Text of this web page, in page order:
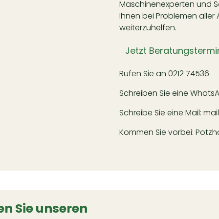
Maschinenexperten und
Ihnen bei Problemen
weiterzuhelfen.
Jetzt
Rufen Sie an 0212 74536
Schreiben Sie eine
Schreibe Sie eine Mail:
Kommen Sie vorbei:
Sie unseren